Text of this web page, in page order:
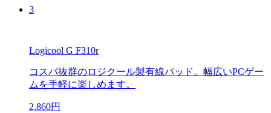
3
Logicool G F310r
コスパ抜群のロジクール製有線パッド。幅広いPCゲー
ムを手軽に楽しめます。
2,860円